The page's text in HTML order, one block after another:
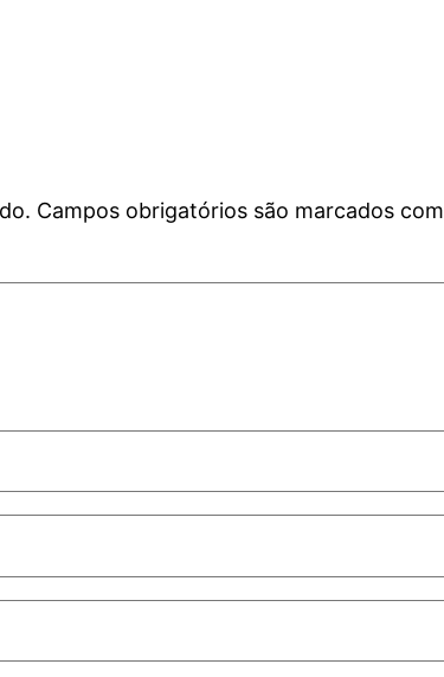
Campos obrigatórios são marcados com